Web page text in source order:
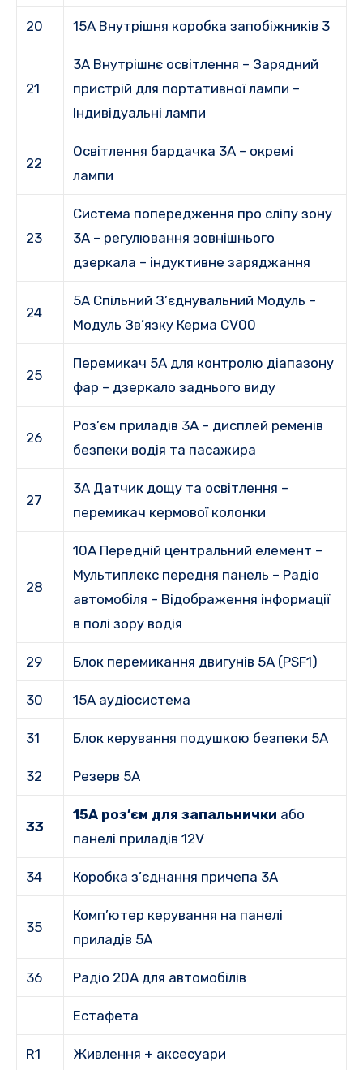
20 15A Внутрішня коробка запобіжників 3
21
3A Внутрішнє освітлення – Зарядний
пристрій для портативної лампи –
Індивідуальні лампи
22
Освітлення бардачка 3A – окремі
лампи
23
Система попередження про сліпу зону
3A – регулювання зовнішнього
дзеркала – індуктивне заряджання
24
5A Спільний З’єднувальний Модуль –
Модуль Зв’язку Керма CV00
25
Перемикач 5A для контролю діапазону
фар – дзеркало заднього виду
26
Роз’єм приладів 3A – дисплей ременів
безпеки водія та пасажира
27
3A Датчик дощу та освітлення –
перемикач кермової колонки
28
10A Передній центральний елемент –
Мультиплекс передня панель – Радіо
автомобіля – Відображення інформації
в полі зору водія
29 Блок перемикання двигунів 5A (PSF1)
30 15A аудіосистема
31 Блок керування подушкою безпеки 5A
32 Резерв 5A
33
15A роз’єм для запальнички або
панелі приладів 12V
34 Коробка з’єднання причепа 3A
35
Комп’ютер керування на панелі
приладів 5A
36 Радіо 20A для автомобілів
Естафета
R1 Живлення + аксесуари